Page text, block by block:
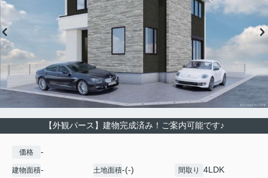
【外観パース】建物完成済み！ご案内可能です♪
価格 -
建物面積- 土地面積-(-) 間取り 4LDK